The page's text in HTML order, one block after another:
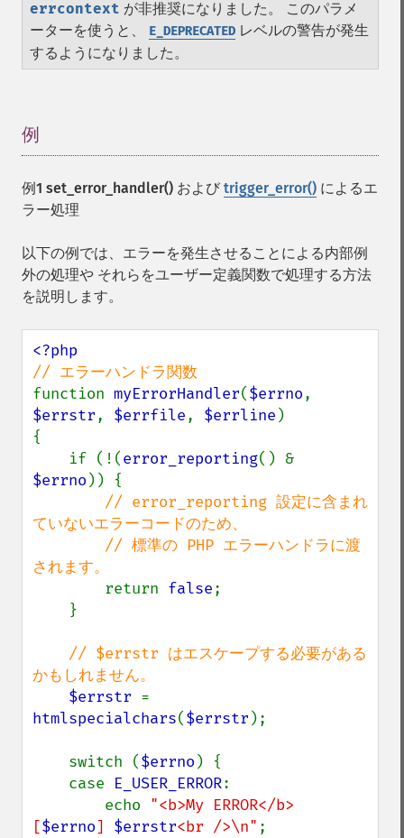
errcontext が非推奨になりました。 このパラメ
ーターを使うと、
E_DEPRECATED レベルの警告が発生
するようになりました。
例
例1 set_error_handler() および trigger_error() によるエ
ラー処理
以下の例では、エラーを発生させることによる内部例
外の処理や それらをユーザー定義関数で処理する方法
を説明します。
function myErrorHandler($errno
$errstr, $errfile, $errline )
{
    if (!(
error_reporting
$errno )) {
// error_reporting 設定に含まれ
ていないエラーコードのため、
されます。
return false;
// $errstr はエスケープする必要がある
かもしれません。
$errstr
htmlspecialchars($errstr );
    switch (
$errno ) {
    case
E_USER_ERROR:
        echo
"<b>My ERROR</b>
[$errno] $errstr<br />\n" ;